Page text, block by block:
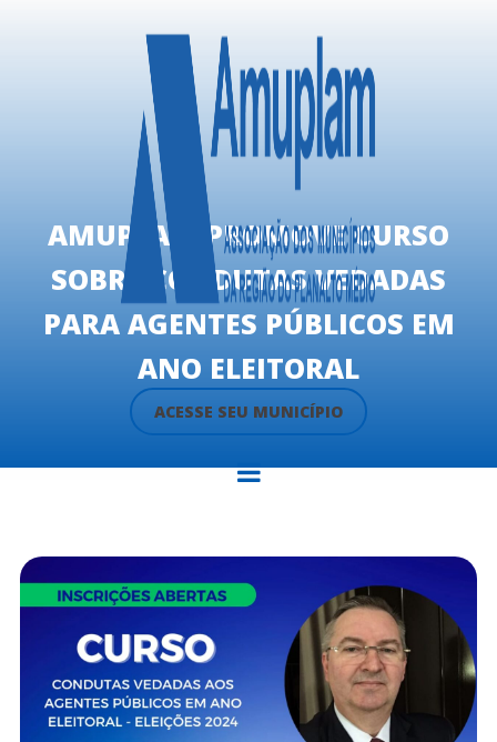
ACESSE SEU MUNICÍPIO
AMUPLAM PROMOVE CURSO
SOBRE CONDUTAS VEDADAS
PARA AGENTES PÚBLICOS EM
ANO ELEITORAL